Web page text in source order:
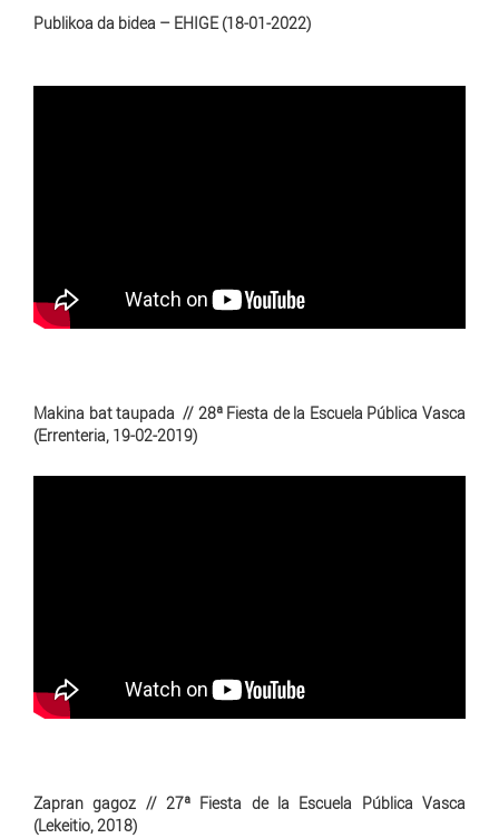
Publikoa da bidea – EHIGE (18-01-2022)
Makina bat taupada // 28ª Fiesta de la Escuela Pública Vasca
(Errenteria, 19-02-2019)
Zapran gagoz // 27ª Fiesta de la Escuela Pública Vasca
(Lekeitio, 2018)